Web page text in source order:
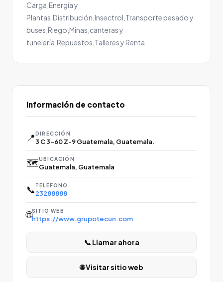
Carga,Energía y
Plantas,Distribución,Insectrol,Transporte pesado y
buses,Riego,Minas,canteras y
tunelería,Repuestos,Talleres y Renta.
Información de contacto
📍DIRECCIÓN
3 C 3-60 Z-9 Guatemala, Guatemala.
🗺️UBICACIÓN
Guatemala, Guatemala
📞 TELÉFONO
23288888
🌐SITIO WEB
https://www.grupotecun.com
📞 Llamar ahora
🌐 Visitar sitio web